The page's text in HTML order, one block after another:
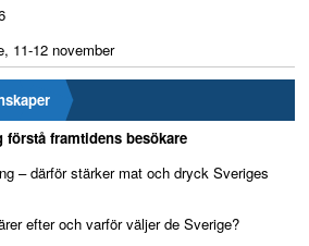
11-12 november
framtidens besökare
– därför stärker mat och dryck Sveriges
efter och varför väljer de Sverige?